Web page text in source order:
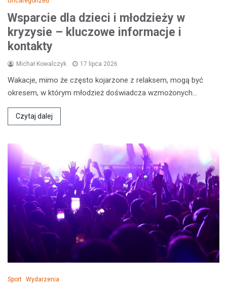
Wsparcie dla dzieci i młodzieży w
kryzysie – kluczowe informacje i
kontakty
Michał Kowalczyk 17 lipca 2026
Wakacje, mimo że często kojarzone z relaksem, mogą być
okresem, w którym młodzież doświadcza wzmożonych…
Czytaj dalej
Sport Wydarzenia